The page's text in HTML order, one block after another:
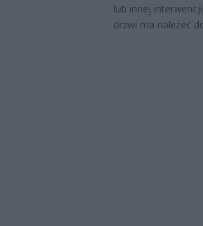
lub innej
drzwi ma należeć